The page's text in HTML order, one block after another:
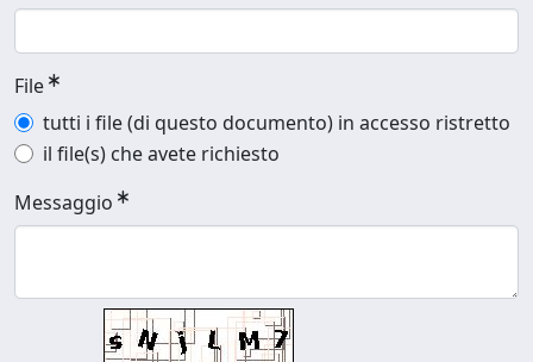
File
tutti i file (di questo documento) in accesso ristretto
il file(s) che avete richiesto
Messaggio